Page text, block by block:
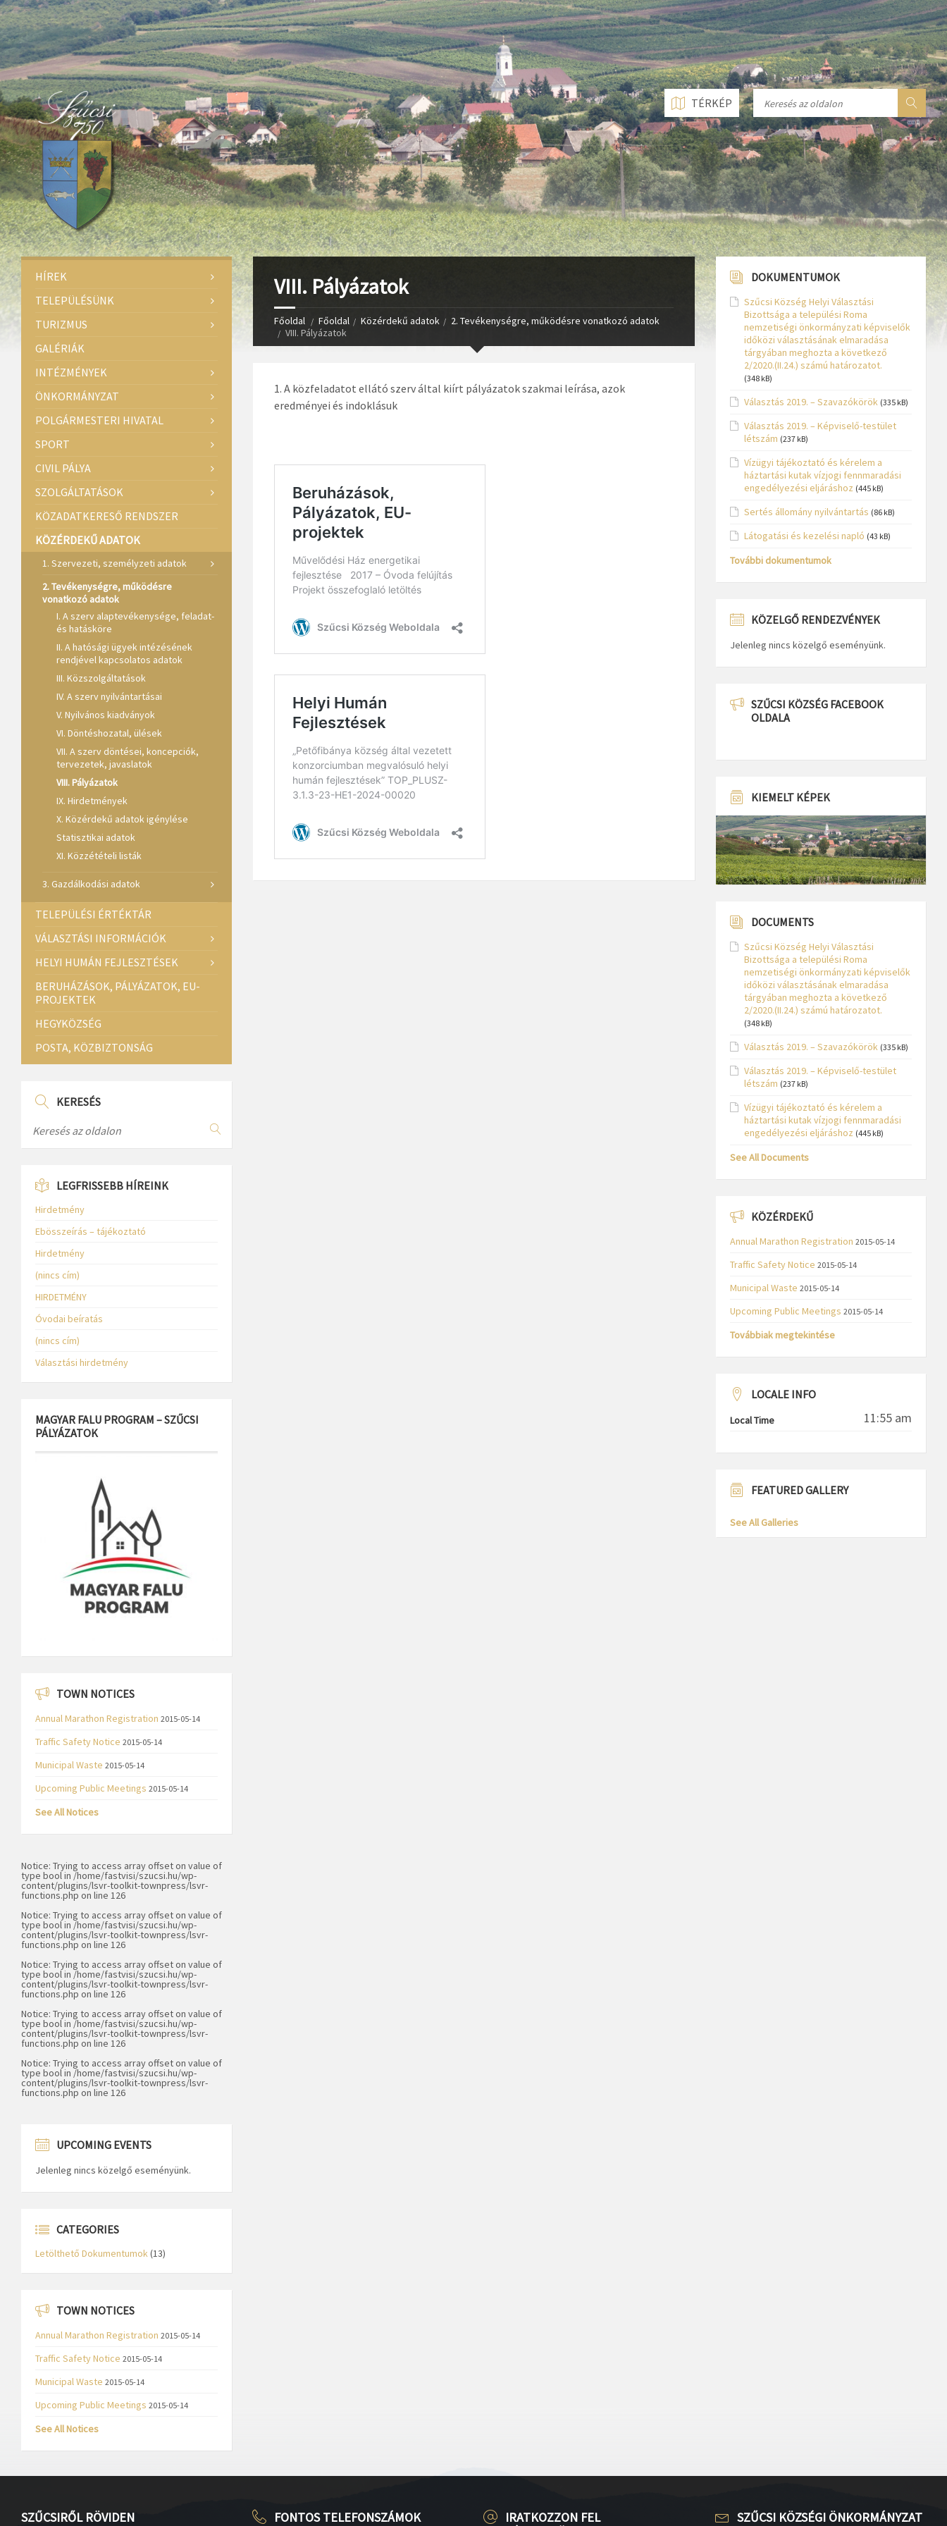
Deprecated: Function create_function() is deprecated in/home/fastvisi/szucsi.hu/wp-content/themes/townpress/functions.phpon line237
Deprecated: Function create_function() is deprecated in/home/fastvisi/szucsi.hu/wp-content/themes/townpress/functions.phpon line282
Deprecated: Function create_function() is deprecated in/home/fastvisi/szucsi.hu/wp-content/themes/townpress/functions.phpon line284
TÉRKÉP
VIII. Pályázatok
Főoldal Főoldal Közérdekű adatok
2. Tevékenységre, működésre vonatkozó adatok
VIII. Pályázatok
A közfeladatot ellátó szerv által kiírt pályázatok szakmai leírása, azok
eredményei és indoklásuk
HÍREK
TELEPÜLÉSÜNK
TURIZMUS
GALÉRIÁK
INTÉZMÉNYEK
ÖNKORMÁNYZAT
POLGÁRMESTERI HIVATAL
SPORT
CIVIL PÁLYA
SZOLGÁLTATÁSOK
KÖZADATKERESŐ RENDSZER
KÖZÉRDEKŰ ADATOK
1. Szervezeti, személyzeti adatok
2. Tevékenységre, működésre
vonatkozó adatok
I. A szerv alaptevékenysége, feladat-
és hatásköre
II. A hatósági ügyek intézésének
rendjével kapcsolatos adatok
III. Közszolgáltatások
IV. A szerv nyilvántartásai
V. Nyilvános kiadványok
VI. Döntéshozatal, ülések
VII. A szerv döntései, koncepciók,
tervezetek, javaslatok
VIII. Pályázatok
IX. Hirdetmények
X. Közérdekű adatok igénylése
Statisztikai adatok
XI. Közzétételi listák
3. Gazdálkodási adatok
TELEPÜLÉSI ÉRTÉKTÁR
VÁLASZTÁSI INFORMÁCIÓK
HELYI HUMÁN FEJLESZTÉSEK
BERUHÁZÁSOK, PÁLYÁZATOK, EU-
PROJEKTEK
HEGYKÖZSÉG
POSTA, KÖZBIZTONSÁG
KERESÉS
LEGFRISSEBB HÍREINK
Hirdetmény
Ebösszeírás – tájékoztató
Hirdetmény
(nincs cím)
HIRDETMÉNY
Óvodai beíratás
(nincs cím)
Választási hirdetmény
MAGYAR FALU PROGRAM – SZŰCSI
PÁLYÁZATOK
TOWN NOTICES
Annual Marathon Registration 2015-05-14
Traffic Safety Notice 2015-05-14
Municipal Waste 2015-05-14
Upcoming Public Meetings 2015-05-14
See All Notices
Notice: Trying to access array offset on value of
type bool in /home/fastvisi/szucsi.hu/wp-
content/plugins/lsvr-toolkit-townpress/lsvr-
functions.php on line 126
Notice: Trying to access array offset on value of
type bool in /home/fastvisi/szucsi.hu/wp-
content/plugins/lsvr-toolkit-townpress/lsvr-
functions.php on line 126
Notice: Trying to access array offset on value of
type bool in /home/fastvisi/szucsi.hu/wp-
content/plugins/lsvr-toolkit-townpress/lsvr-
functions.php on line 126
Notice: Trying to access array offset on value of
type bool in /home/fastvisi/szucsi.hu/wp-
content/plugins/lsvr-toolkit-townpress/lsvr-
functions.php on line 126
Notice: Trying to access array offset on value of
type bool in /home/fastvisi/szucsi.hu/wp-
content/plugins/lsvr-toolkit-townpress/lsvr-
functions.php on line 126
UPCOMING EVENTS
Jelenleg nincs közelgő eseményünk.
CATEGORIES
Letölthető Dokumentumok(13)
TOWN NOTICES
Annual Marathon Registration 2015-05-14
Traffic Safety Notice 2015-05-14
Municipal Waste 2015-05-14
Upcoming Public Meetings 2015-05-14
See All Notices
DOKUMENTUMOK
Szűcsi Község Helyi Választási
Bizottsága a települési Roma
nemzetiségi önkormányzati képviselők
időközi választásának elmaradása
tárgyában meghozta a következő
2/2020.(II.24.) számú határozatot.
(348 kB)
Választás 2019. – Szavazókörök (335 kB)
Választás 2019. – Képviselő-testület
létszám (237 kB)
Vízügyi tájékoztató és kérelem a
háztartási kutak vízjogi fennmaradási
engedélyezési eljáráshoz (445 kB)
Sertés állomány nyilvántartás (86 kB)
Látogatási és kezelési napló (43 kB)
További dokumentumok
KÖZELGŐ RENDEZVÉNYEK
Jelenleg nincs közelgő eseményünk.
SZŰCSI KÖZSÉG FACEBOOK
OLDALA
KIEMELT KÉPEK
DOCUMENTS
Szűcsi Község Helyi Választási
Bizottsága a települési Roma
nemzetiségi önkormányzati képviselők
időközi választásának elmaradása
tárgyában meghozta a következő
2/2020.(II.24.) számú határozatot.
(348 kB)
Választás 2019. – Szavazókörök (335 kB)
Választás 2019. – Képviselő-testület
létszám (237 kB)
Vízügyi tájékoztató és kérelem a
háztartási kutak vízjogi fennmaradási
engedélyezési eljáráshoz (445 kB)
See All Documents
KÖZÉRDEKŰ
Annual Marathon Registration 2015-05-14
Traffic Safety Notice 2015-05-14
Municipal Waste 2015-05-14
Upcoming Public Meetings 2015-05-14
Továbbiak megtekintése
LOCALE INFO
Local Time 11:55 am
FEATURED GALLERY
See All Galleries
SZŰCSIRŐL RÖVIDEN FONTOS TELEFONSZÁMOK
IRATKOZZON FEL
SZŰCSI KÖZSÉGI ÖNKORMÁNYZAT